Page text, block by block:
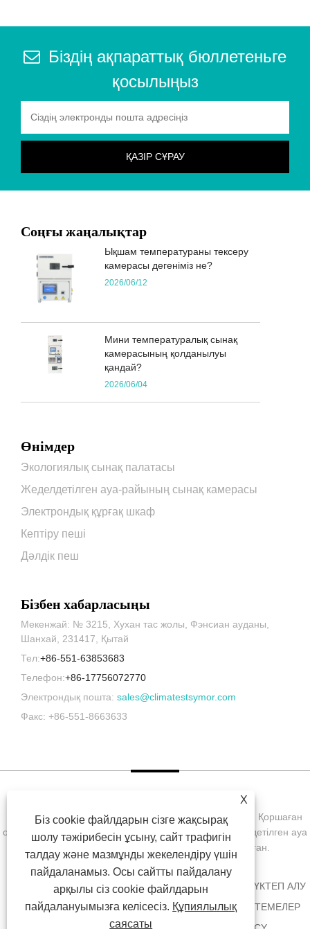
Біздің ақпараттық бюллетеньге
қосылыңыз
Соңғы жаңалықтар
Ықшам температураны тексеру
камерасы дегеніміз не?
2026/06/12
Мини температуралық сынақ
камерасының қолданылуы
қандай?
2026/06/04
Өнімдер
Экологиялық сынақ палатасы
Жеделдетілген ауа-райының сынақ камерасы
Электрондық құрғақ шкаф
Кептіру пеші
Дәлдік пеш
Бізбен хабарласыңы
Мекенжай: № 3215, Хухан тас жолы, Фэнсиан ауданы,
Шанхай, 231417, Қытай
Тел:+86-551-63853683
Телефон:+86-17756072770
Электрондық пошта: sales@climatestsymor.com
Факс: +86-551-8663633
Copyright © 2022 Symor Instrument Equipment Co., Ltd. Қоршаған
ортаны сынау камерасы, электронды құрғақ шкаф, тездетілген ауа
райы сынақ камерасы Барлық құқықтар қорғалған.
БІЗ ТУРАЛЫ ӨНІМДЕР ЖАҢАЛЫҚТАР
ЖҮКТЕП АЛУ
СҰРАУ ЖІБЕРУ
БІЗБЕН ХАБАРЛАСЫҢЫЗ
СІЛТЕМЕЛЕР
X
Біз cookie файлдарын сізге жақсырақ
шолу тәжірибесін ұсыну, сайт трафигін
талдау және мазмұнды жекелендіру үшін
пайдаланамыз. Осы сайтты пайдалану
арқылы сіз cookie файлдарын
пайдалануымызға келісесіз. Құпиялылық
саясаты